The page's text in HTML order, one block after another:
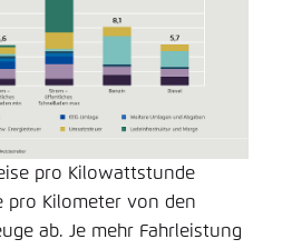
pro Kilowattstunde
pro Kilometer von den
ab. Je mehr Fahrleistung